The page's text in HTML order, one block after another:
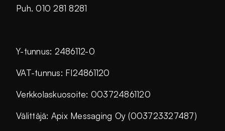
Puh. 010 281 8281
Y-tunnus: 2486112-0
VAT-tunnus: FI24861120
Verkkolaskuosoite: 003724861120
Välittäjä: Apix Messaging Oy (003723327487)